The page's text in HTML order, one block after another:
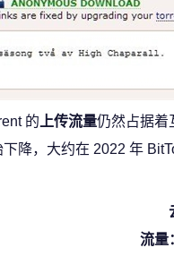
的 上传流量仍然占据着
降，大约在 2022 年
流量